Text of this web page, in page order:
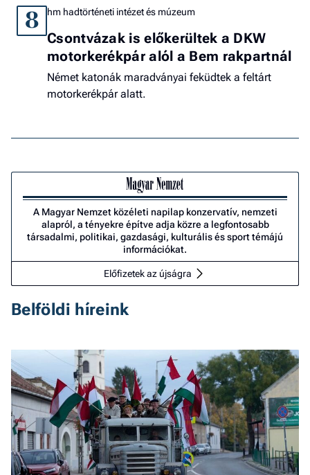
8 hm hadtörténeti intézet és múzeum
Csontvázak is előkerültek a DKW
motorkerékpár alól a Bem rakpartnál
Német katonák maradványai feküdtek a feltárt
motorkerékpár alatt.
A Magyar Nemzet közéleti napilap konzervatív, nemzeti
alapról, a tényekre építve adja közre a legfontosabb
társadalmi, politikai, gazdasági, kulturális és sport témájú
információkat.
Előfizetek az újságra
Belföldi híreink